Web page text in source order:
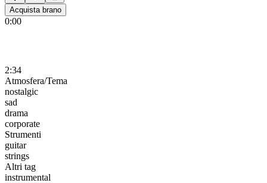
Acquista brano
0:00
2:34
Atmosfera/Tema
nostalgic
sad
drama
corporate
Strumenti
guitar
strings
Altri tag
instrumental